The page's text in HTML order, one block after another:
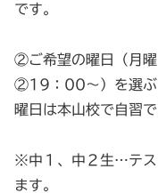
です。
②ご希望の曜日（月
②19：00～）を選ぶ
曜日は本山校で自習で
※中１、中２生…テス
ます。